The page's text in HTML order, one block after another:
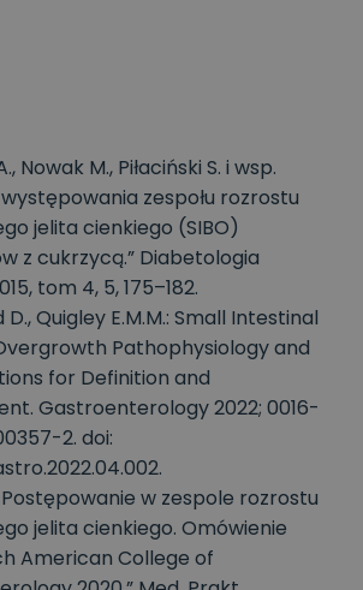
Nowak M., Piłaciński S. i wsp.
zespołu rozrostu
jelita cienkiego (SIBO)
z cukrzycą.” Diabetologia
tom 4, 5, 175–182.
Quigley E.M.M.: Small Intestinal
Pathophysiology and
for Definition and
Gastroenterology 2022; 0016-
2. doi:
w zespole rozrostu
jelita cienkiego. Omówienie
American College of